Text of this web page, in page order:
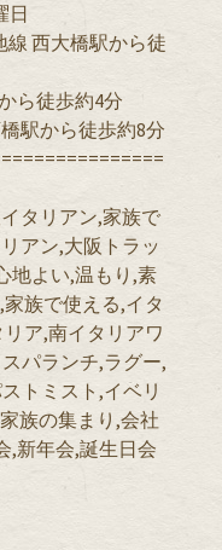
日
西大橋駅から徒
ら徒歩約4分
駅から徒歩約8分
イタリアン,家族で
アン,大阪トラッ
地よい,温もり,素
族で使える,イタ
ア,南イタリアワ
パランチ,ラグー,
トミスト,イベリ
族の集まり,会社
,新年会,誕生日会